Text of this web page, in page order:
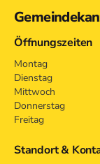
Öffnungszeiten
Montag
Dienstag
Mittwoch
Donnerstag
Freitag
Standort &